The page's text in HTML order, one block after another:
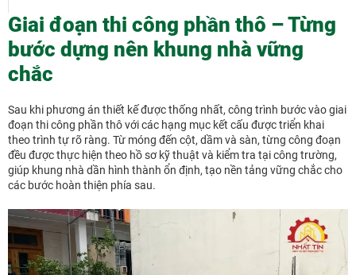
Giai đoạn thi công phần thô – Từng
bước dựng nên khung nhà vững
chắc
Sau khi phương án thiết kế được thống nhất, công trình bước vào giai
đoạn thi công phần thô với các hạng mục kết cấu được triển khai
theo trình tự rõ ràng. Từ móng đến cột, dầm và sàn, từng công đoạn
đều được thực hiện theo hồ sơ kỹ thuật và kiểm tra tại công trường,
giúp khung nhà dần hình thành ổn định, tạo nền tảng vững chắc cho
các bước hoàn thiện phía sau.